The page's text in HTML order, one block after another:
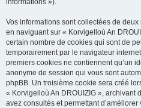
informations »).
Vos informations sont collectées de
en naviguant sur « Korvigelloù An
certain nombre de cookies qui sont de
temporairement par le navigateur
premiers cookies ne contiennent qu’un
anonyme de session qui vous sont
phpBB. Un troisième cookie sera créé
« Korvigelloù An DROUIZIG », archivant
avez consultés et permettant